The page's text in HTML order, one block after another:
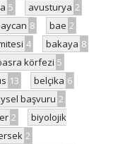
5 avusturya 2
8 bae 2
4 bakaya 8
körfezi 5
13 belçika 6
başvuru 2
2
biyolojik
2